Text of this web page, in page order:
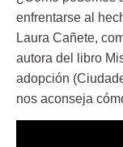
enfrentarse al
Laura Cañete,
autora del libro
adopción
nos aconseja